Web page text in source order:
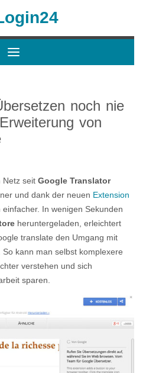
noch nie
von
Netz seit Google Translator
und dank der neuen Extension
einfacher. In wenigen Sekunden
heruntergeladen, erleichtert
translate den Umgang mit
kann man selbst komplexere
verstehen und sich
sparen.